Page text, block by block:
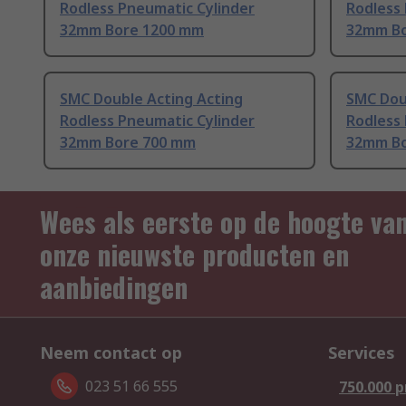
Rodless Pneumatic Cylinder
32mm Bore 1200 mm
32mm
SMC Double Acting Acting
Rodless Pneumatic Cylinder
32mm Bore 700 mm
SMC
32mm
Wees als eerste op de hoogte
onze nieuwste producten en
aanbiedingen
Neem contact op
023 51 66 555
Services
750.000